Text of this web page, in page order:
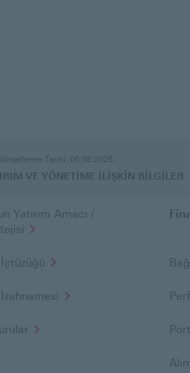
Tarihi: 06.08.2026
VE YÖNETİME İLİŞKİN BİLGİLER
Yatırım Amacı /